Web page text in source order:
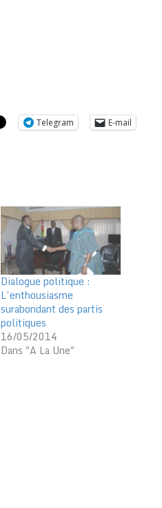
Telegram
E-mail
Dialogue politique :
L’enthousiasme
surabondant des partis
politiques
16/05/2014
Dans "A La Une"